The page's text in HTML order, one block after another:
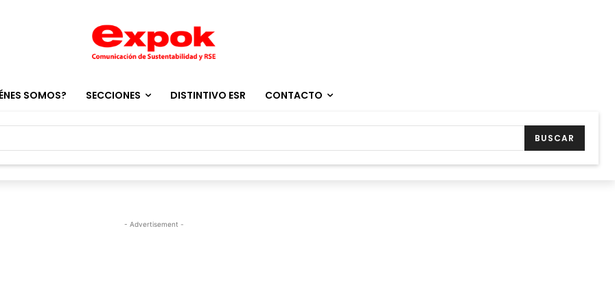
SOMOS? SECCIONES DISTINTIVO ESR CONTACTO
BUSCAR
- Advertisement -